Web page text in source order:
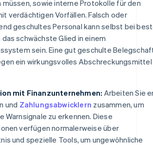
müssen, sowie interne Protokolle für den
verdächtigen Vorfällen. Falsch oder
geschultes Personal kann selbst bei
schwächste Glied in einem
sein. Eine gut geschulte
ein wirkungsvolles Abschreckungsmittel
mit Finanzunternehmen: Arbeiten Sie
und Zahlungsabwicklern zusammen, um
Warnsignale zu erkennen. Diese
verfügen normalerweise über
und spezielle Tools, um ungewöhnliche